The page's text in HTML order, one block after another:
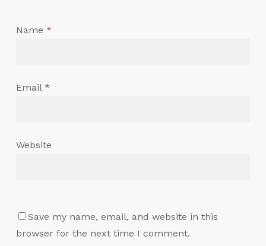
Name *
Email *
Website
Save my name, email, and website in this
browser for the next time I comment.